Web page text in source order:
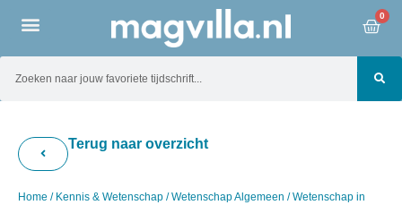
0
Terug naar overzicht
Home / Kennis & Wetenschap /Wetenschap Algemeen / Wetenschap in